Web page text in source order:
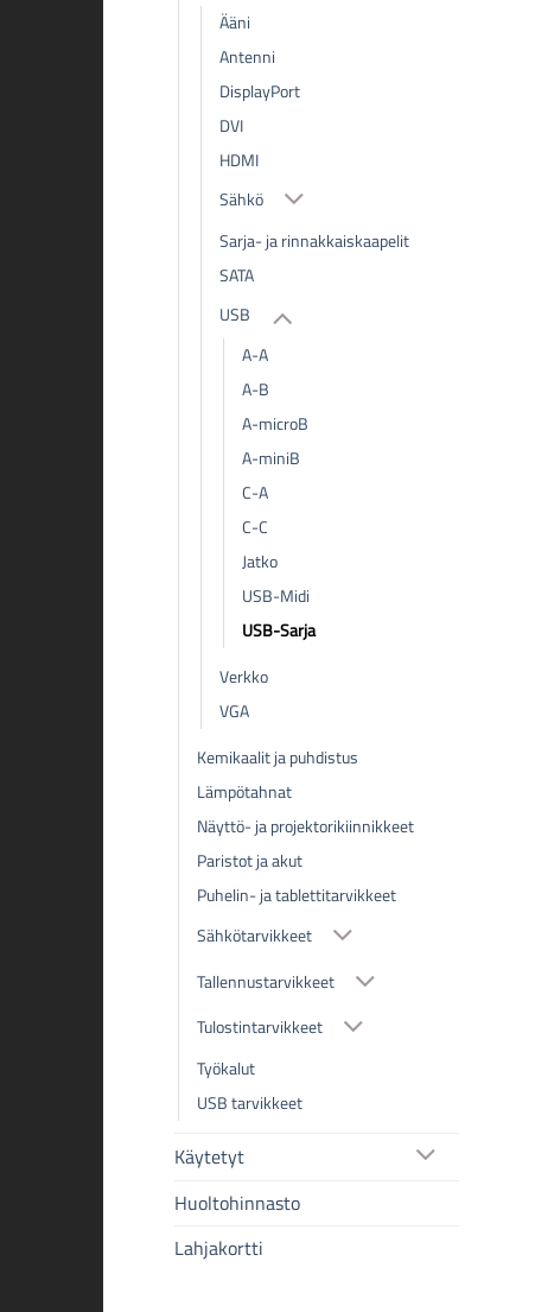
Ääni
Antenni
DisplayPort
DVI
HDMI
Sähkö
Sarja- ja rinnakkaiskaapelit
SATA
USB
A-A
A-B
A-microB
A-miniB
C-A
C-C
Jatko
USB-Midi
USB-Sarja
Verkko
VGA
Kemikaalit ja puhdistus
Lämpötahnat
Näyttö- ja projektorikiinnikkeet
Paristot ja akut
Puhelin- ja tablettitarvikkeet
Sähkötarvikkeet
Tallennustarvikkeet
Tulostintarvikkeet
Työkalut
USB tarvikkeet
Käytetyt
Huoltohinnasto
Lahjakortti